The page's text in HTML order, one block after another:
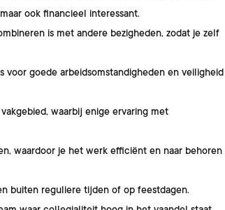
ook financieel interessant.
is met andere bezigheden, zodat je zelf
goede arbeidsomstandigheden en veiligheid
waarbij enige ervaring met
waardoor je het werk efficiënt en naar behoren
buiten reguliere tijden of op feestdagen.